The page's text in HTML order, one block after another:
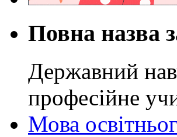
Повна назва
Державний
професійне
Мова